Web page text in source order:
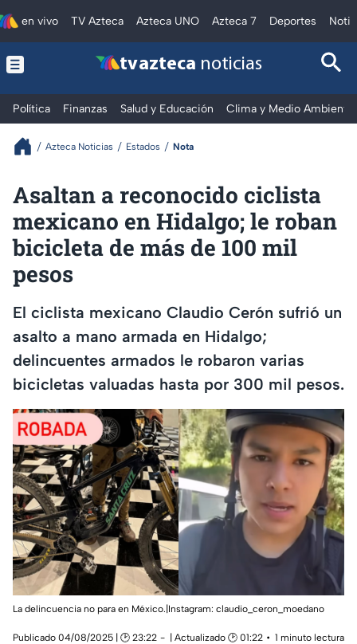
en vivo TV Azteca Azteca UNO Azteca 7 Deportes
tv azteca noticias
Política Finanzas Salud y Educación Clima y Medio Ambiente
Azteca Noticias Estados Nota
Asaltan a reconocido ciclista
mexicano en Hidalgo; le roban
bicicleta de más de 100 mil
pesos
El ciclista mexicano Claudio Cerón sufrió un
asalto a mano armada en Hidalgo;
delincuentes armados le robaron varias
bicicletas valuadas hasta por 300 mil pesos.
La delincuencia no para en México.|Instagram: claudio_ceron_moedano
Publicado 04/08/2025 | 🕑 23:22 | Actualizado 🕑 01:22
1 minuto lectura